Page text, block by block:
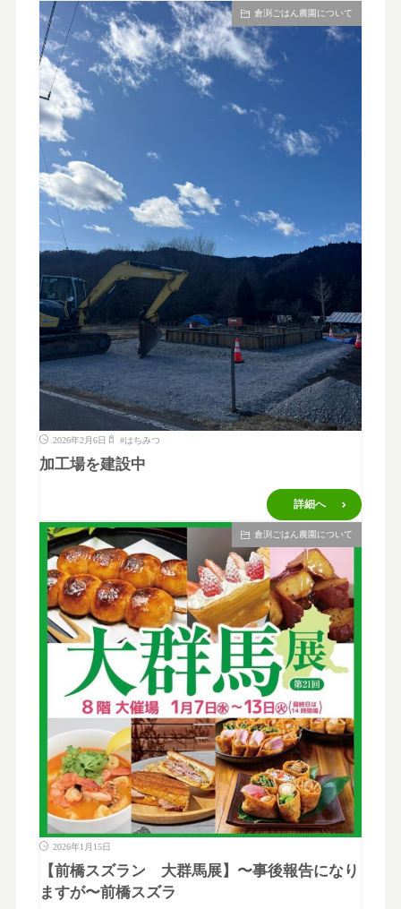
倉渕ごはん農園について
2026年2月6日 #はちみつ
加工場を建設中
詳細へ
倉渕ごはん農園について
2026年1月15日
【前橋スズラン 大群馬展】〜事後報告になり
ますが〜前橋スズラ